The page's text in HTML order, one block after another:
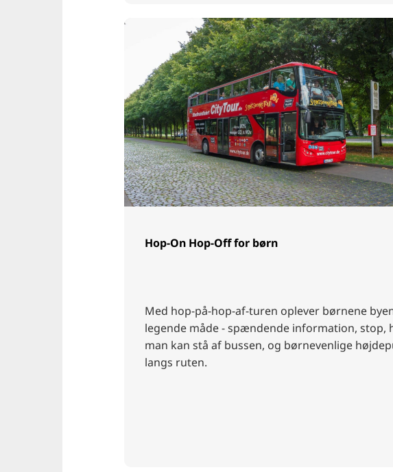
Hop-On Hop-Off for børn
Med hop-på-hop-af-turen oplever børnene
legende måde - spændende information, stop,
man kan stå af bussen, og børnevenlige
langs ruten.